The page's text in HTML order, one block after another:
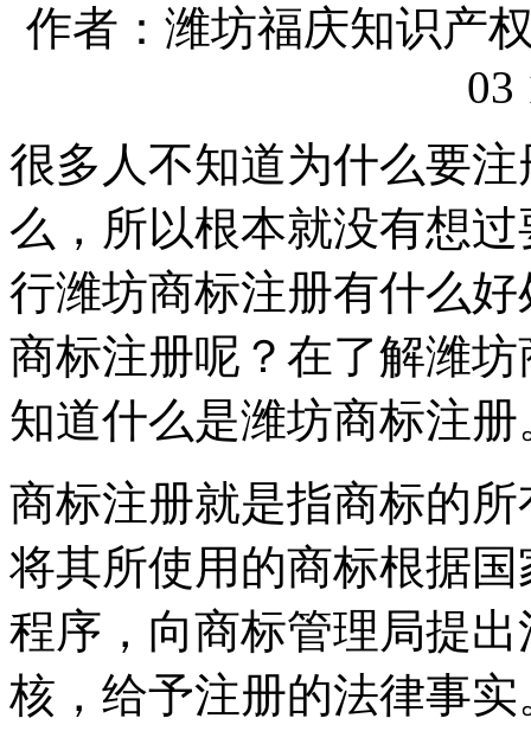
作者：潍坊福庆知识产
03
很多人不知道为什么要
么，所以根本就没有想过
行潍坊商标注册有什么
商标注册呢？在了解潍
知道什么是潍坊商标
商标注册就是指商标的
将其所使用的商标根据
程序，向商标管理局提
核，给予注册的法律事